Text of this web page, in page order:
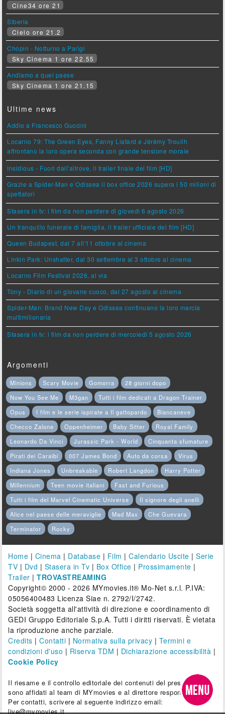
Cine34 ore 21
Siberia
Cielo ore 21.2
Chopin - Notturno a Parigi
Sky Cinema 1 ore 22.55
Andiamo a quel paese
Sky Cinema 1 ore 21.15
Ultime news
Addio a Francesco Guccini
Locarno 79: The Green Eyes, Fanny Liatard e Jérémy Trouilh
affrontano la loro opera seconda con grande tensione morale
Insidious - Fuori dall'altrove, il trailer finale del film [HD]
Grazie a Spider-Man e Odissea il box office 2026 supera i 50 milioni di
spettatori
Stasera in tv: i film da non perdere di giovedì 6 agosto 2026
Un tranquillo funerale di famiglia, il trailer ufficiale del film [HD]
Queen Budapest, dal 7 all'11 ottobre al cinema
Linkin Park: Unshatter, dal 30 settembre al 3 ottobre al cinema
Locarno Film Festival 2026, al via
Tony - Diario di un giovane cuoco, dal 27 agosto al cinema
Spider-Man: Brand New Day e Odissea continuano la loro marcia
multimilionaria
Stasera in tv: i film da non perdere di mercoledì 5 agosto 2026
Argomenti
Minions Scary Movie Gomorra
28 giorni dopo
Now You See Me
M3gan
Tutti i film dedicati a Dragon Trainer
Opus
I film e le serie ispirate a Il gattopardo
Biancaneve
Checco Zalone
Oppenheimer Baby Sitter
Royal Family
Leonardo Da Vinci
Jurassic Park - World
Cinquanta sfumature
Pirati dei Caraibi
007 James Bond Auto da corsa
Virus
Indiana Jones
Unbreakable Robert Langdon
Harry Potter
Millennium
Teen movie italiani
Fast and Furious
Tutti i film del Marvel Cinematic Universe
Il signore degli anelli
Alice nel paese delle meraviglie
Mad Max
Che Guevara
Terminator
Rocky
Home | Cinema | Database | Film |Calendario Uscite |Serie
TV | Dvd | Stasera in Tv | Box Office | Prossimamente |
Trailer |TROVASTREAMING
Copyright© 2000 - 2026 MYmovies.it® Mo-Net s.r.l. P.IVA:
05056400483 Licenza Siae n. 2792/I/2742.
Società soggetta all'attività di direzione e coordinamento di
GEDI Gruppo Editoriale S.p.A. Tutti i diritti riservati. È vietata
la riproduzione anche parziale.
Credits |Contatti | Normativa sulla privacy | Termini e
condizioni d'uso | Riserva TDM | Dichiarazione accessibilità |
Cookie Policy
Il riesame e il controllo editoriale dei contenuti del presente sito
sono affidati al team di MYmovies e al direttore responsabile.
Per contatti, scrivere al seguente indirizzo email:
live@mymovies.it